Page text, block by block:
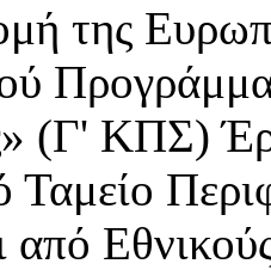
της
(Γ' ΚΠΣ)
Ταμείο
από